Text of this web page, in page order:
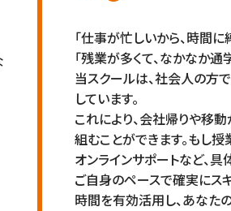
「仕事が忙しいから、時間
「残業が多くて、なかなか
当スクールは、社会人の方
しています。
これにより、会社帰りや移
組むことができます。もし
オンラインサポートなど、
ご自身のペースで確実にス
時間を有効活用し、あなた